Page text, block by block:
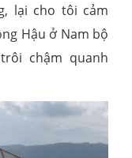
lại cho tôi cảm
Hậu ở Nam bộ
chậm quanh